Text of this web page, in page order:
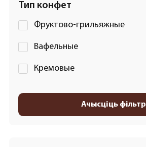
Тип конфет
Фруктово-грильяжные
Вафельные
Кремовые
Ачысціць фільтр